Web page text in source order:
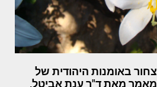
באומנות היהודית של
מאת ד"ר ענת אביטל,